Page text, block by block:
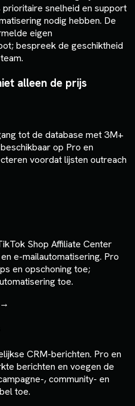
snelheid en support
nodig hebben. De
eigen
bespreek de geschiktheid
alleen de prijs
tot de database met 3M+
op Pro en
voordat lijsten outreach
Shop Affiliate Center
e-mailautomatisering. Pro
en opschoning toe;
toe.
→
CRM-berichten. Pro en
berichten en voegen de
, community- en
toe.